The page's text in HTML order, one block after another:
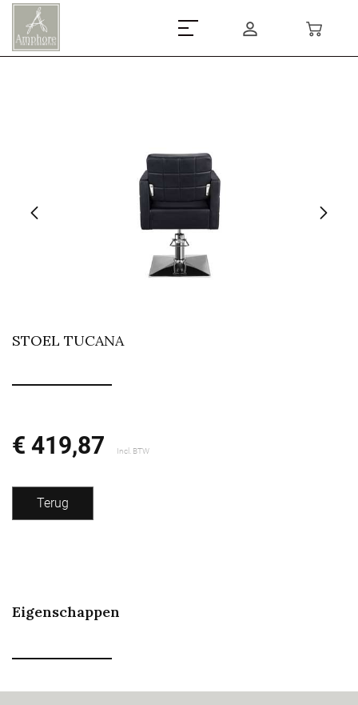
STOEL TUCANA
€ 419,87 Incl. BTW
Terug
Eigenschappen